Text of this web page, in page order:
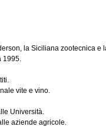
la Siciliana zootecnica e
1995.
vite e vino.
Università.
aziende agricole.